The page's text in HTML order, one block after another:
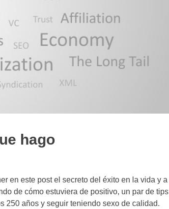
hago
en este post el secreto del éxito en la vida y a
de cómo estuviera de positivo, un par de tips
250años y seguir teniendo sexo de calidad.